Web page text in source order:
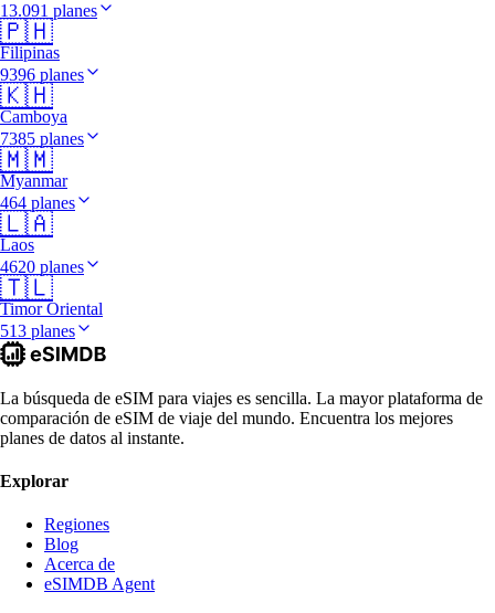
13.091 planes
🇵🇭
Filipinas
9396 planes
🇰🇭
Camboya
7385 planes
🇲🇲
Myanmar
464 planes
🇱🇦
Laos
4620 planes
🇹🇱
Timor Oriental
513 planes
La búsqueda de eSIM para viajes es sencilla. La mayor plataforma de
comparación de eSIM de viaje del mundo. Encuentra los mejores
planes de datos al instante.
Explorar
Regiones
Blog
Acerca de
eSIMDB Agent